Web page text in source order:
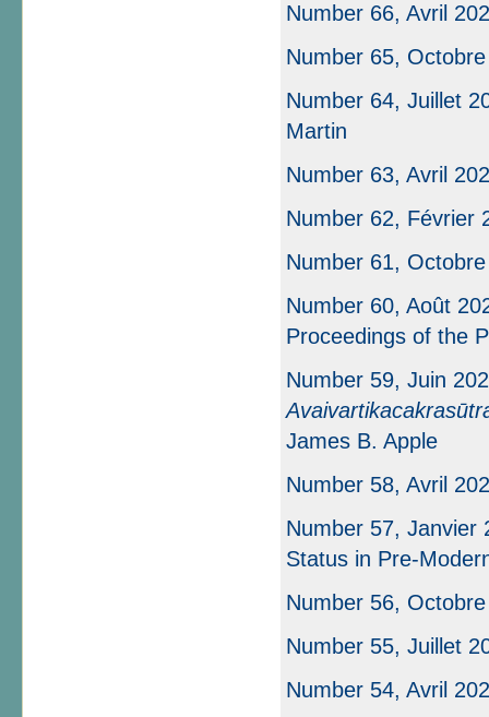
Number 66, Avril
Number 65,
Number 64, Juillet
Martin
Number 63, Avril
Number 62, Février
Number 61,
Number 60, Août
Proceedings of the
Number 59, Juin
James B. Apple
Number 58, Avril
Number 57, Janvier
Status in Pre-
Number 56,
Number 55, Juillet
Number 54, Avril